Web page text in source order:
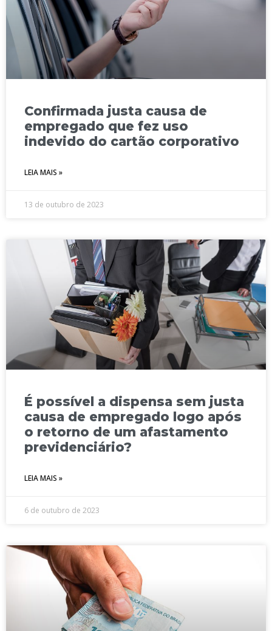
Confirmada justa causa de
empregado que fez uso
indevido do cartão corporativo
LEIA MAIS »
13 de outubro de 2023
É possível a dispensa sem justa
causa de empregado logo após
o retorno de um afastamento
previdenciário?
LEIA MAIS »
6 de outubro de 2023